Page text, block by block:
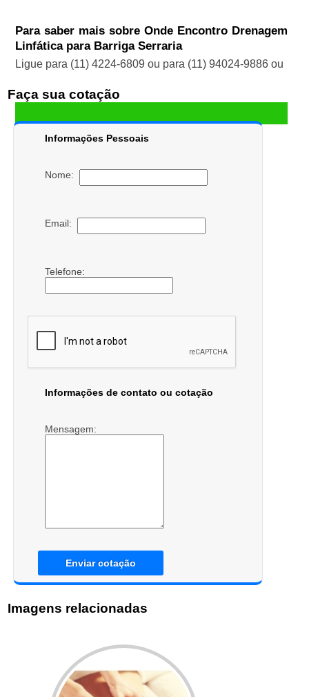
Para saber mais sobre Onde Encontro Drenagem
Linfática para Barriga Serraria
Ligue para (11) 4224-6809 ou para (11) 94024-9886ou
Faça sua cotação
Informações Pessoais
Nome:
Email:
Telefone:
Informações de contato ou cotação
Mensagem:
Enviar cotação
Imagens relacionadas